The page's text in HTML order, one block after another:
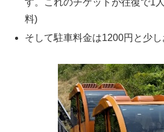
す。これのチケットが往復で1
料)
そして駐車料金は1200円と少し